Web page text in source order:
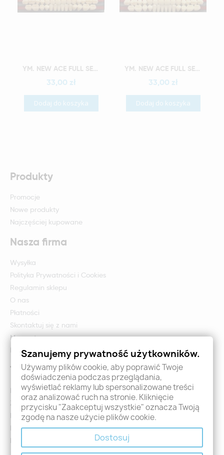
Szybki podgląd YM. NEW ACE FULL SET - AKRYLOWE ZĘBY SZTUCZNE - B2-O4
33,00 zł
Dodaj do koszyka
Szybki podgląd YM. NEW ACE FULL SET - AKRYLOWE ZĘBY SZTUCZNE - B2-O5
33,00 zł
Dodaj do koszyka
Produkty
Promocje
Nowe produkty
Najczęściej kupowane
Nasza firma
Wysyłka
Polityka Prywatności i Cookies
Regulamin sklepu
O nas
Płatności
Skontaktuj się z nami
Mapa strony
Formularz zwrotu i reklamacji
Twoje konto
Logowanie
Załóż konto - Rejestracja
Moje zamówienia
Promocje
Nowości
Szanujemy prywatność użytkowników.
Używamy plików cookie, aby poprawić Twoje
doświadczenia podczas przeglądania,
wyświetlać reklamy lub spersonalizowane treści
oraz analizować ruch na stronie. Kliknięcie
przycisku "Zaakceptuj wszystkie" oznacza Twoją
zgodę na nasze użycie plików cookie.
Dostosuj